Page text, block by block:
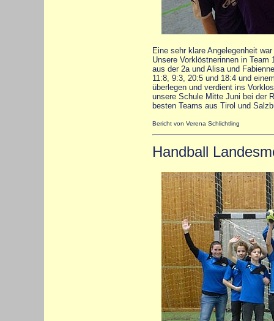
Eine sehr klare Angelegenheit
Unsere Vorklöstnerinnen in
aus der 2a und Alisa und
11:8, 9:3, 20:5 und 18:4 und
überlegen und verdient ins
unsere Schule Mitte Juni bei der
besten Teams aus Tirol und
Bericht von Verena Schlichtling
Handball